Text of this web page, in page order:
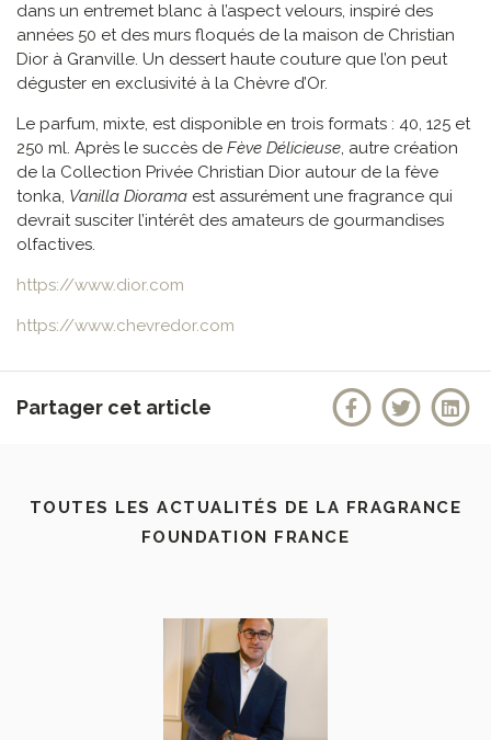
dans un entremet blanc à l’aspect velours, inspiré des
années 50 et des murs floqués de la maison de Christian
Dior à Granville. Un dessert haute couture que l’on peut
déguster en exclusivité à la Chèvre d’Or.
Le parfum, mixte, est disponible en trois formats : 40, 125 et
250 ml. Après le succès de Fève Délicieuse, autre création
de la Collection Privée Christian Dior autour de la fève
tonka, Vanilla Diorama est assurément une fragrance qui
devrait susciter l’intérêt des amateurs de gourmandises
olfactives.
https://www.dior.com
https://www.chevredor.com
Partager cet article
TOUTES LES ACTUALITÉS DE LA FRAGRANCE
FOUNDATION FRANCE